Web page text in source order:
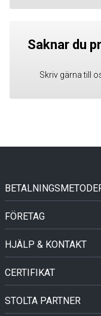
Saknar du
Skriv gärna till
FÖRETAG
HJÄLP & KONTAKT
CERTIFIKAT
STOLTA PARTNER